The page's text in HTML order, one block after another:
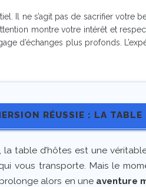
Il ne s’agit pas de sacrifier
montre votre intérêt et
d’échanges plus profonds.
RÉUSSIE : LA TABLE
table d’hôtes est une
vous transporte. Mais le
alors en une aventure